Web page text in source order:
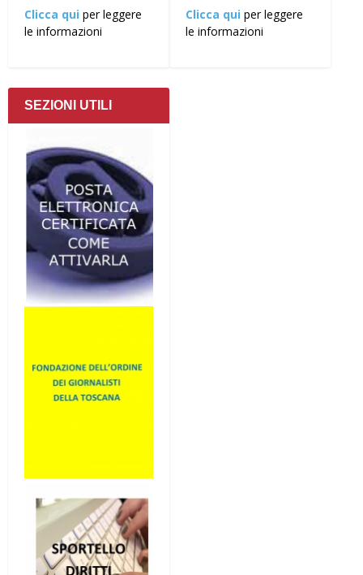
Clicca qui per leggere
le informazioni
Clicca qui per leggere
le informazioni
SEZIONI UTILI